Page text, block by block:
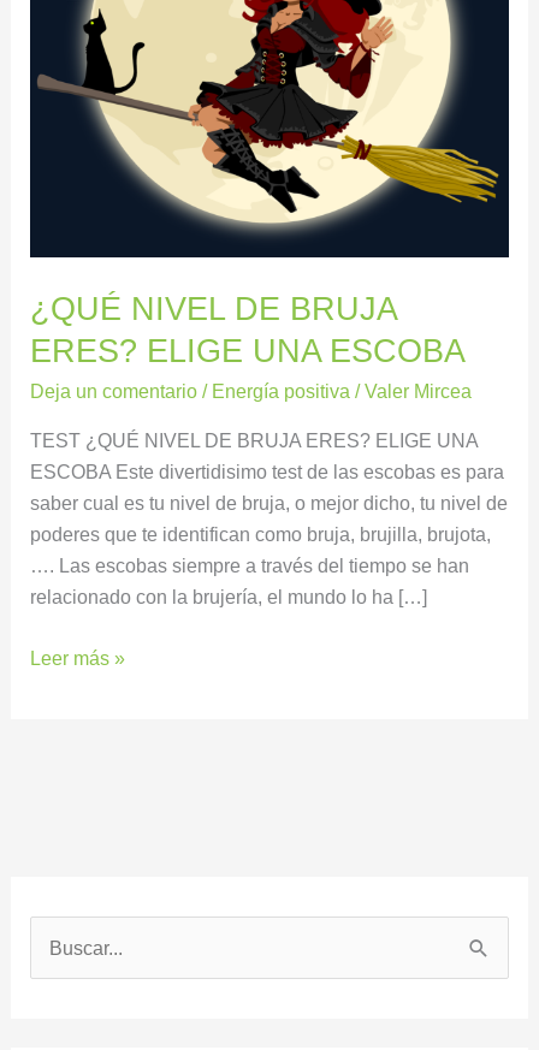
¿QUÉ NIVEL DE BRUJA
ERES? ELIGE UNA ESCOBA
Deja un comentario / Energía positiva /Valer Mircea
TEST ¿QUÉ NIVEL DE BRUJA ERES? ELIGE UNA
ESCOBA Este divertidisimo test de las escobas es para
saber cual es tu nivel de bruja, o mejor dicho, tu nivel de
poderes que te identifican como bruja, brujilla, brujota,
…. Las escobas siempre a través del tiempo se han
relacionado con la brujería, el mundo lo ha […]
ESCOBA
Leer más »